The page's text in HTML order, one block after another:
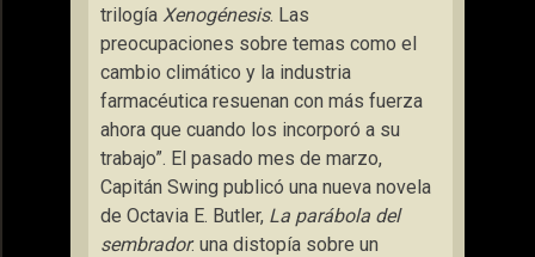
trilogía Xenogénesis. Las
preocupaciones sobre temas como el
cambio climático y la industria
farmacéutica resuenan con más fuerza
ahora que cuando los incorporó a su
trabajo”. El pasado mes de marzo,
Capitán Swing publicó una nueva novela
de Octavia E. Butler, La parábola del
sembrador: una distopía sobre un